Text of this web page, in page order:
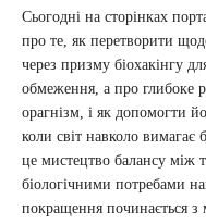
Сьогодні на сторінках
про те, як перетворити
через призму біохакінгу
обмеження, а про глибоке
орагнізм, і як допомогти
коли світ навколо вимагає
це мистецтво балансу між
біологічними потребами
покращення починається з